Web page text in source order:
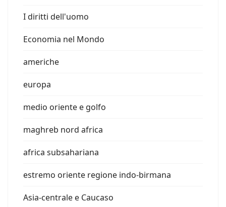
I diritti dell'uomo
Economia nel Mondo
americhe
europa
medio oriente e golfo
maghreb nord africa
africa subsahariana
estremo oriente regione indo-birmana
Asia-centrale e Caucaso